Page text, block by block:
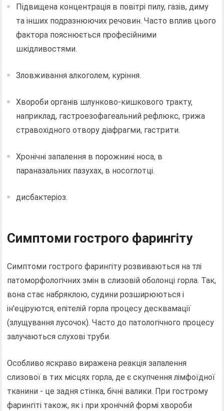
Підвищена концентрація в повітрі пилу, газів, диму
та інших подразнюючих речовин. Часто вплив цього
фактора пояснюється професійними
шкідливостями.
Зловживання алкоголем, куріння.
Хвороби органів шлунково-кишкового тракту,
наприклад, гастроезофагеальний рефлюкс, грижа
стравохідного отвору діафрагми, гастрити.
Хронічні запалення в порожнині носа, в
параназальних пазухах, в носоглотці.
дисбактеріоз.
Симптоми гострого фарингіту
Симптоми гострого фарингіту розвиваються на тлі
патоморфологічних змін в слизовій оболонці горла. Так,
вона стає набряклою, судини розширюються і
ін'еціруются, епітелій горла процесу десквамації
(злущування лусочок). Часто до патологічного процесу
залучаються слухові труби.
Особливо яскраво виражена реакція запалення
слизової в тих місцях горла, де є скупчення лімфоїдної
тканини - це задня стінка, бічні валики. При гострому
фарингіті також, як і при хронічній формі хвороби